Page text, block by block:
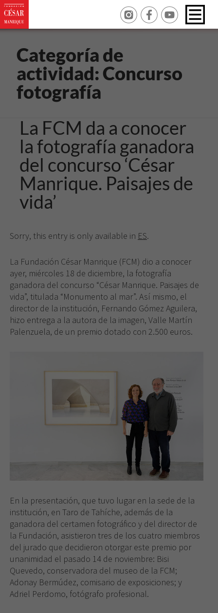
Categoría de
actividad:Concurso
fotografía
La FCM da a conocer
la fotografía ganadora
del concurso ‘César
Manrique. Paisajes de
vida’
Sorry, this entry is only available in ES.
La Fundación César Manrique (FCM) dio a conocer
ayer, miércoles 18 de diciembre, la fotografía
ganadora del concurso “César Manrique. Paisajes de
vida”, titulada “Monumento al mar”. Así mismo, el
director de la institución, Fernando Gómez Aguilera,
hizo entrega a la autora de la imagen, Valle Martín
Palenzuela, de un premio dotado con 2.500 euros.
En la presentación, que tuvo lugar en la sede de la
institución, en Taro de Tahíche, además de la
ganadora del certamen fotográfico y del director de
la Fundación, asistieron tres de los cuatro miembros
del jurado que decidieron otorgar este premio por
unanimidad el pasado 14 de noviembre: Bisi
Quevedo, conservadora del museo de la FCM;
Adonay Bermúdez, comisario de exposiciones; y
Adriel Perdomo, fotógrafo profesional.